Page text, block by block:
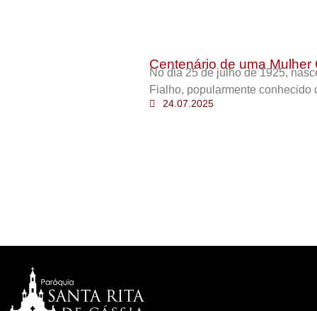
Centenário de uma Mulher
No dia 25 de julho de 1925,
Fialho, popularmente conhecido
24.07.2025